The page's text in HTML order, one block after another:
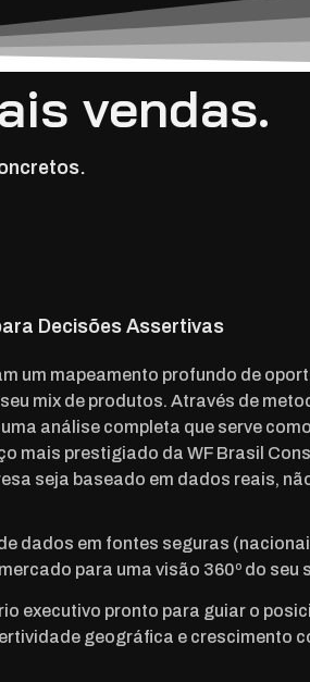
vendas.
Decisões Assertivas
um mapeamento profundo de
mix de produtos. Através de
análise completa que serve
mais prestigiado da WF Brasil
seja baseado em dados reais,
dados em fontes seguras
para uma visão 360º do seu
executivo pronto para guiar o
geográfica e crescimento